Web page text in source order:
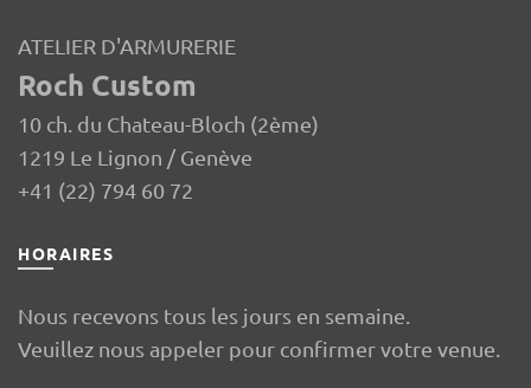
ATELIER D'ARMURERIE
Roch Custom
10 ch. du Chateau-Bloch (2ème)
1219 Le Lignon / Genève
+41 (22) 794 60 72
HORAIRES
Nous recevons tous les jours en semaine.
Veuillez nous appeler pour confirmer votre venue.